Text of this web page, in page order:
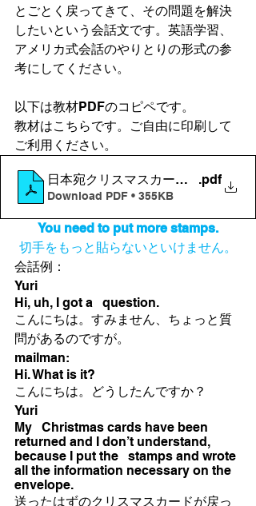
とごとく戻ってきて、その問題を解決
したいという会話文です。英語学習、
アメリカ式会話のやりとりの形式の参
考にしてください。
以下は教材PDFのコピペです。
教材はこちらです。ご自由に印刷して
ご利用ください。
日本宛クリスマスカードがもどって
.pdf
Download PDF • 355KB
You need to put more stamps.
切手をもっと貼らないといけません。
会話例：
Yuri
Hi, uh, I got a   question.
こんにちは。すみません、ちょっと質
問があるのですが。
mailman:
Hi. What is it?
こんにちは。どうしたんですか？
Yuri
My   Christmas cards have been
returned and I don’t understand,
because I put the   stamps and wrote
all the information necessary on the
envelope.
送ったはずのクリスマスカードが戻っ